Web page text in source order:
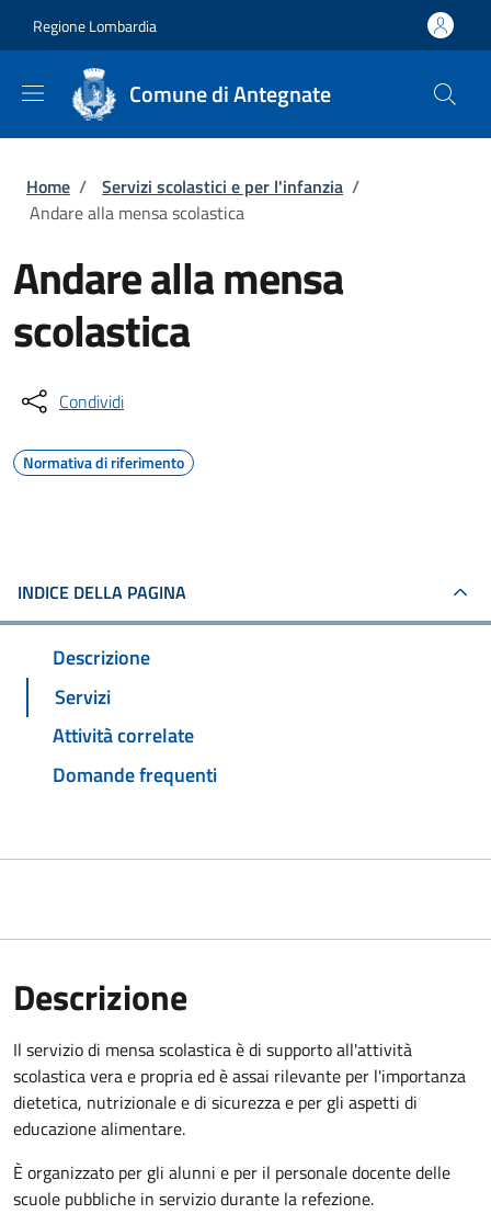
Regione Lombardia
Comune di Antegnate
Briciole di pane
Home / Servizi scolastici e per l'infanzia /
Andare alla mensa scolastica
Andare alla mensa
scolastica
Condividi
Normativa di riferimento
INDICE DELLA PAGINA
Descrizione
Servizi
Attività correlate
Domande frequenti
Descrizione
Il servizio di mensa scolastica è di supporto all'attività
scolastica vera e propria ed è assai rilevante per l'importanza
dietetica, nutrizionale e di sicurezza e per gli aspetti di
educazione alimentare.
È organizzato per gli alunni e per il personale docente delle
scuole pubbliche in servizio durante la refezione.